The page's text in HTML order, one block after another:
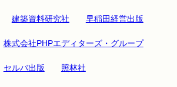
建築資料研究社 早稲田経営出版
株式会社PHPエディターズ・グループ
セルバ出版 照林社